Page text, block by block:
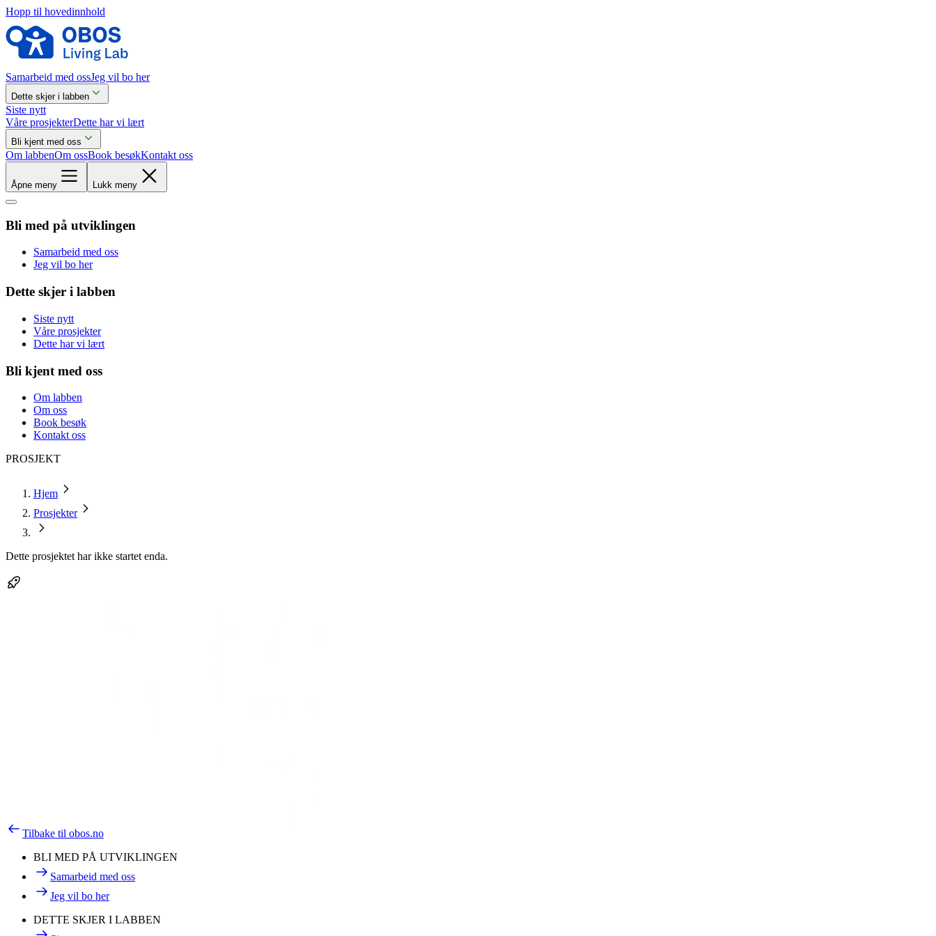
Hopp til hovedinnhold
Samarbeid med ossJeg vil bo her
Dette skjer i labben
Siste nytt
Våre prosjekterDette har vi lært
Bli kjent med oss
Om labbenOm ossBook besøkKontakt oss
Åpne meny Lukk meny
Bli med på utviklingen
Samarbeid med oss
Jeg vil bo her
Dette skjer i labben
Siste nytt
Våre prosjekter
Dette har vi lært
Bli kjent med oss
Om labben
Om oss
Book besøk
Kontakt oss
PROSJEKT
Hjem
Prosjekter
Dette prosjektet har ikke startet enda.
Tilbake til obos.no
BLI MED PÅ UTVIKLINGEN
Samarbeid med oss
Jeg vil bo her
DETTE SKJER I LABBEN